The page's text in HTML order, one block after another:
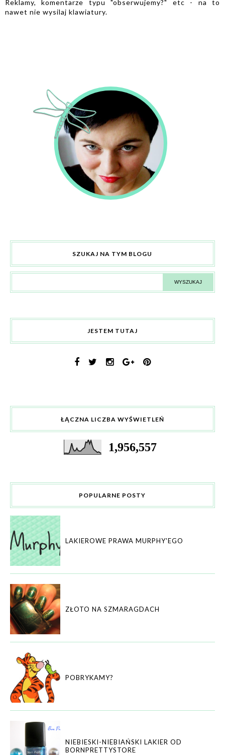
Reklamy, komentarze typu "obserwujemy?" etc - na to
nawet nie wysilaj klawiatury.
SZUKAJ NA TYM BLOGU
JESTEM TUTAJ
ŁĄCZNA LICZBA WYŚWIETLEŃ
1,956,557
POPULARNE POSTY
LAKIEROWE PRAWA MURPHY'EGO
ZŁOTO NA SZMARAGDACH
POBRYKAMY?
NIEBIESKI-NIEBIAŃSKI LAKIER OD
BORNPRETTYSTORE